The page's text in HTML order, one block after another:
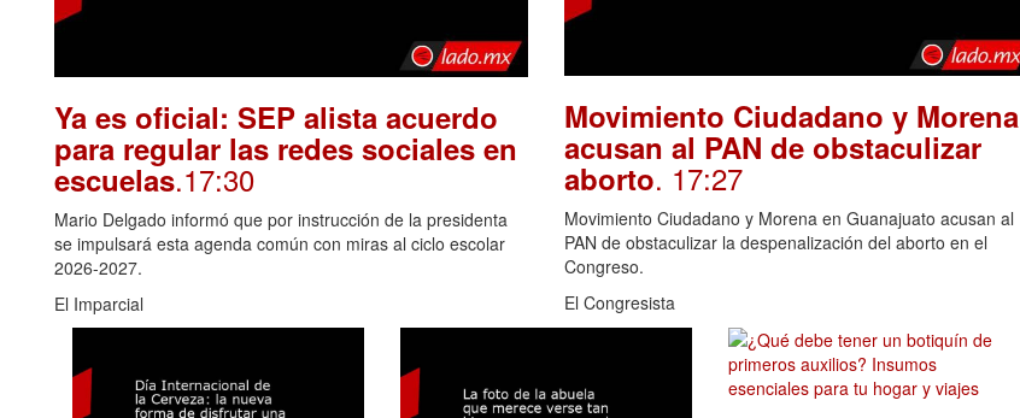
Ya es oficial: SEP alista acuerdo
para regular las redes sociales en
escuelas.17:30
Mario Delgado informó que por instrucción de la presidenta
se impulsará esta agenda común con miras al ciclo escolar
2026-2027.
El Imparcial
Movimiento Ciudadano y Morena
acusan al PAN de obstaculizar
aborto. 17:27
Movimiento Ciudadano y Morena en Guanajuato acusan al
PAN de obstaculizar la despenalización del aborto en el
Congreso.
El Congresista